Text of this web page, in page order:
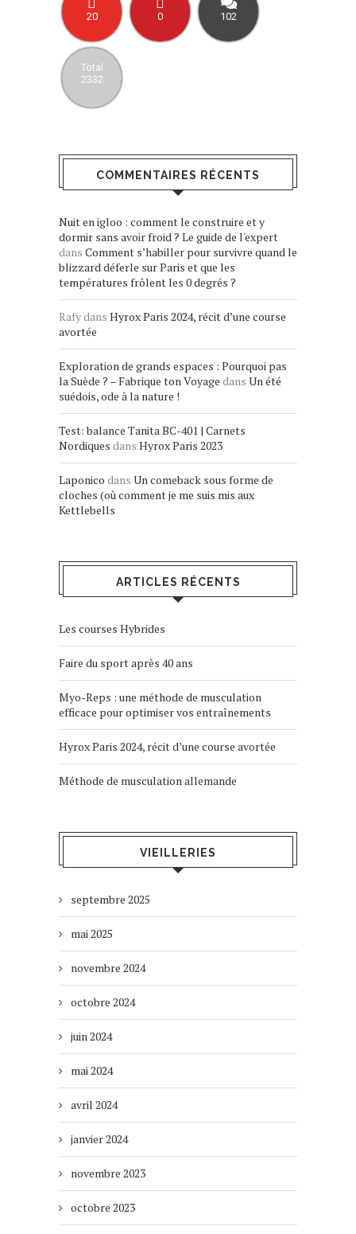
20 0 102
Total
2332
COMMENTAIRES RÉCENTS
Nuit en igloo : comment le construire et y
dormir sans avoir froid ? Le guide de l'expert
dans Comment s’habiller pour survivre quand le
blizzard déferle sur Paris et que les
températures frôlent les 0 degrés ?
Rafydans Hyrox Paris 2024, récit d’une course
avortée
Exploration de grands espaces : Pourquoi pas
la Suède ? – Fabrique ton Voyage dans Un été
suédois, ode à la nature !
Test: balance Tanita BC-401 | Carnets
Nordiques dans Hyrox Paris 2023
Laponico dans Un comeback sous forme de
cloches (où comment je me suis mis aux
Kettlebells
ARTICLES RÉCENTS
Les courses Hybrides
Faire du sport après 40 ans
Myo-Reps : une méthode de musculation
efficace pour optimiser vos entraînements
Hyrox Paris 2024, récit d’une course avortée
Méthode de musculation allemande
VIEILLERIES
septembre 2025
mai 2025
novembre 2024
octobre 2024
juin 2024
mai 2024
avril 2024
janvier 2024
novembre 2023
octobre 2023